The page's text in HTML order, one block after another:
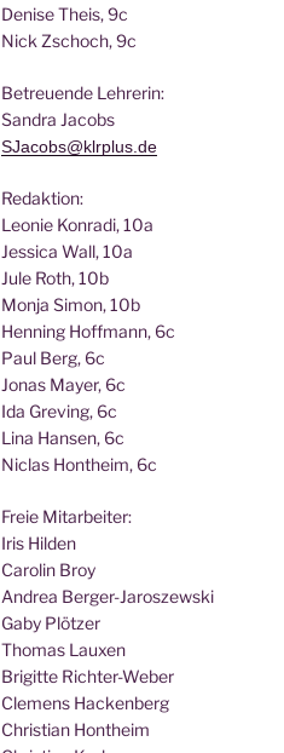
Deni­se Theis, 9c
Nick Zscho­ch, 9c
Betreu­en­de Lehrerin:
San­dra Jacobs
SJacobs@klrplus.de
Redak­ti­on:
Leo­nie Kon­ra­di, 10a
Jes­si­ca Wall, 10a
Jule Roth, 10b
Mon­ja Simon, 10b
Hen­ning Hoff­mann, 6c
Paul Berg, 6c
Jonas May­er, 6c
Ida Gre­ving, 6c
Lina Han­sen, 6c
Nic­las Hont­heim, 6c
Freie Mit­ar­bei­ter:
Iris Hilden
Caro­lin Broy
Andrea Berger-Jaroszewski
Gaby Plötzer
Tho­mas Lauxen
Bri­git­te Richter-Weber
Cle­mens Hackenberg
Chris­ti­an Hontheim